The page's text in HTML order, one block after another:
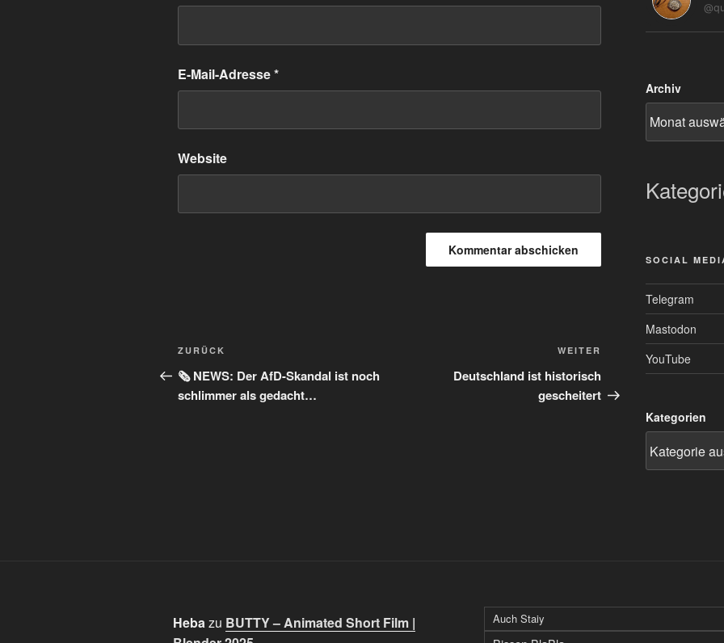
E-Mail-Adresse*
Website
Beitragsnavigation
Vorheriger
Beitrag
ZURÜCK
🗞️ NEWS: Der AfD-Skandal ist noch
schlimmer als gedacht…
Nächster
WEITER
Deutschland ist historisch
gescheitert
Archiv
SOCIAL
Telegram
Mastodon
YouTube
Kategorien
Hebazu BUTTY – Animated Short Film |
Auch Staiy